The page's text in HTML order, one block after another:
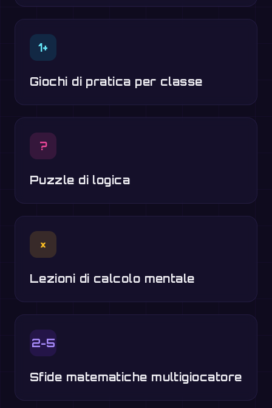
1+
Giochi di pratica per classe
?
Puzzle di logica
×
Lezioni di calcolo mentale
2-5
Sfide matematiche multigiocatore